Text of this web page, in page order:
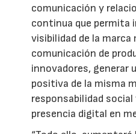
comunicación y
continua que permita
visibilidad de la marca
comunicación de
innovadores, generar
positiva de la misma
responsabilidad
presencia digital en